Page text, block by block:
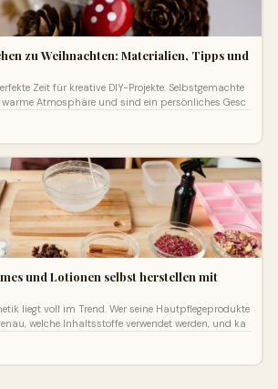
zu Weihnachten: Materialien, Tipps und
Zeit für kreative DIY-Projekte. Selbstgemachte
warme Atmosphäre und sind ein persönliches Gesc
und Lotionen selbst herstellen mit
liegt voll im Trend. Wer seine Hautpflegeprodukte
welche Inhaltsstoffe verwendet werden, und ka